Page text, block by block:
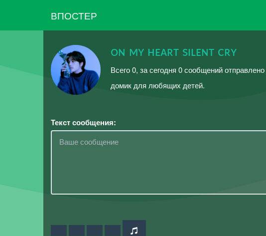
ВПОСТЕР
ᴏɴ ᴍʏ ʜᴇᴀʀᴛ sɪʟᴇɴᴛ ᴄʀʏ
Всего 0, за сегодня 0 сообщений отправлено
домик для любящих детей.
Текст сообщения: